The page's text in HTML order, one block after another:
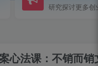
研究探讨更多创
心法课：不销而